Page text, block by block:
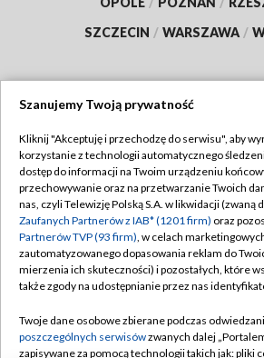
SZCZECIN / WARSZAWA /
TVP
Abonament TVP
Emisja w TVP
Centrum informacji TVP
Naziemna Telewizja Cyfrowa
Rada Programowa
Regulamin TVP
Polityka
Moje zgody
Pomoc
Kontakt
Szanujemy Twoją prywatność
Kliknij "Akceptuję i przechodzę do serwisu", aby
korzystanie z technologii automatycznego
dostęp do informacji na Twoim urządzeniu
przechowywanie oraz na przetwarzanie Twoich
nas, czyli Telewizję Polską S.A. w likwidacji (zwaną
Zaufanych Partnerów z IAB* (1201 firm) oraz
Partnerów TVP (93 firm), w celach
zautomatyzowanego dopasowania reklam do
mierzenia ich skuteczności) i pozostałych, które
także zgody na udostępnianie przez nas
Twoje dane osobowe zbierane podczas
poszczególnych serwisówzwanych dalej
zapisywane za pomocą technologii takich jak: pliki